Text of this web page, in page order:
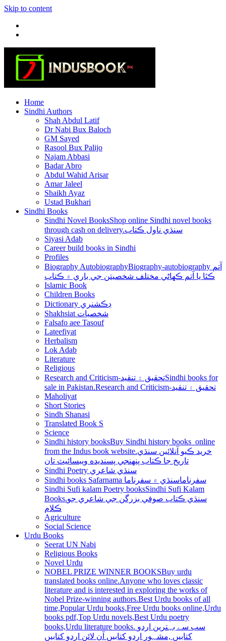
Skip to content
Home
Sindhi Authors
Shah Abdul Latif
Dr Nabi Bux Baloch
GM Sayed
Rasool Bux Palijo
Najam Abbasi
Badar Abro
Abdul Wahid Arisar
Amar Jaleel
Shaikh Ayaz
Ustad Bukhari
Sindhi Books
Sindhi Novel BooksShop online Sindhi novel books
through cash on delivery.سنڌي ناول ڪتاب
Siyasi Adab
Career build books in Sindhi
Profiles
Biography AutobiographyBiography-autobiography آتم
ڪٿا يا آتم ڪھاڻي مختلف شخصيتن جي باري ۾ ڪتاب
Islamic Book
Children Books
Dictionary ڊڪشنري
Shakhsiat شخصيات
Falsafo aee Tasouf
Lateefiyat
Herbalism
Lok Adab
Literature
Religious
Research and Criticism-تحقيق ۽ تنقيدSindhi books for
sale in Pakistan.Research and Criticism-تحقيق ۽ تنقيد
Maholiyat
Short Stories
Sindh Shanasi
Translated Book S
Science
Sindhi history booksBuy Sindhi history books online
from the Indus book website.خريد ڪيو آنلائين سنڌي
تاريخ جا ڪتاب پنھنجي پسنديده ويبسائيٽ تان
Sindhi Poetry سنڌي شاعري
Sindhi books Safarnama سفرناماسنڌي ۾ سفرناما
Sindhi Sufi kalam Poetry booksSindhi Sufi Kalam
Books.سنڌي ڪتاب صوفي بزرگن جي شاعري جو
ڪلام
Agriculture
Social Science
Urdu Books
Seerat UN Nabi
Religious Books
Novel Urdu
NOBEL PRIZE WINNER BOOKSBuy urdu
translated books online.Anyone who loves classic
literature and is interested in exploring the works of
Nobel Prize-winning authors.Best Urdu books of all
time,Popular Urdu books,Free Urdu books online,Urdu
books pdf,Top Urdu novels,Best Urdu poetry
books,Urdu literature books. سب سے بہترین اردو
کتابیں ,مشہور اردو کتابیں آن لائن اردو کتابیں